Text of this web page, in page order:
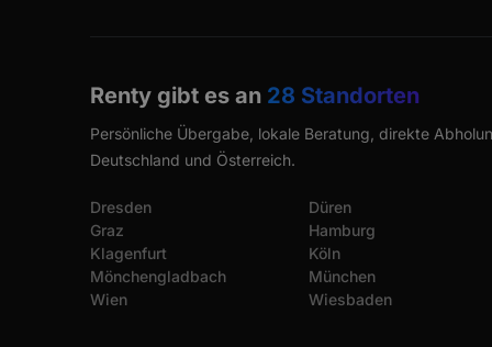
Renty gibt es an 28 Standorten
Persönliche Übergabe, lokale Beratung, direkte
Deutschland und Österreich.
Dresden
Graz
Klagenfurt
Mönchengladbach
Wien
Düren
Hamburg
Köln
München
Wiesbaden